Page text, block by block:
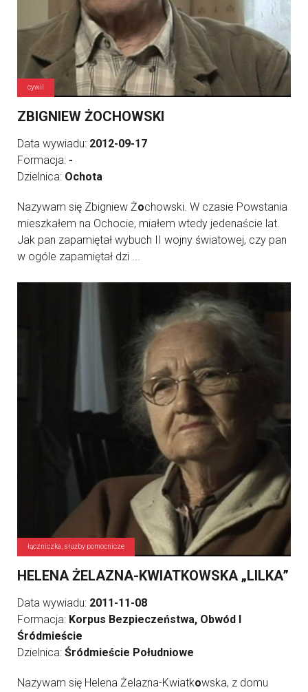
cywil
ZBIGNIEW ŻOCHOWSKI
Data wywiadu: 2012-09-17
Formacja: -
Dzielnica: Ochota
Nazywam się Zbigniew Żochowski. W czasie Powstania
mieszkałem na Ochocie, miałem wtedy jedenaście lat.
Jak pan zapamiętał wybuch II wojny światowej, czy pan
w ogóle zapamiętał dzi ...
łączniczka, służby pomocnicze
HELENA ŻELAZNA-KWIATKOWSKA „LILKA”
Data wywiadu: 2011-11-08
Formacja: Korpus Bezpieczeństwa, Obwód I
Śródmieście
Dzielnica: Śródmieście Południowe
Nazywam się Helena Żelazna-Kwiatkowska, z domu